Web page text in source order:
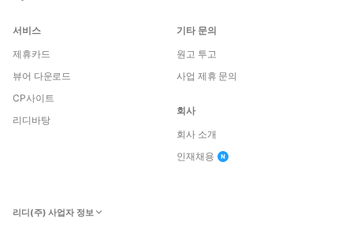
서비스
제휴카드
뷰어 다운로드
CP사이트
리디바탕
기타 문의
원고 투고
사업 제휴 문의
회사
회사 소개
인재채용
리디(주) 사업자 정보